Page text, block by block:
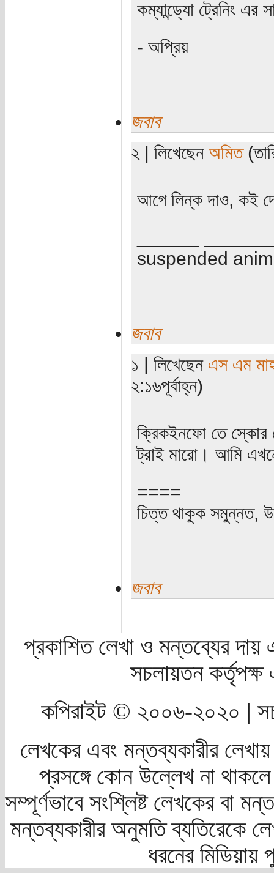
কম্যান্ড্যো ট্রেনিং এর
- অপ্রিয়
জবাব
২ | লিখেছেন অমিত
আগে লিন্ক দাও, কই
suspended
জবাব
১ | লিখেছেন এস এম
২:১৬পূর্বাহ্ন)
ক্রিকইনফো তে স্কোর
ট্রাই মারো। আমি
====
চিত্ত থাকুক সমুন্নত,
জবাব
প্রকাশিত লেখা ও মন্তব্যের দায়
সচলায়তন
কপিরাইট © ২০০৬-২০২০ |
লেখকের এবং মন্তব্যকারীর
প্রসঙ্গে কোন উল্লেখ না
সম্পূর্ণভাবে সংশ্লিষ্ট লেখকের বা
মন্তব্যকারীর অনুমতি ব্যতিরেকে
ধরনের মিডিয়ায়